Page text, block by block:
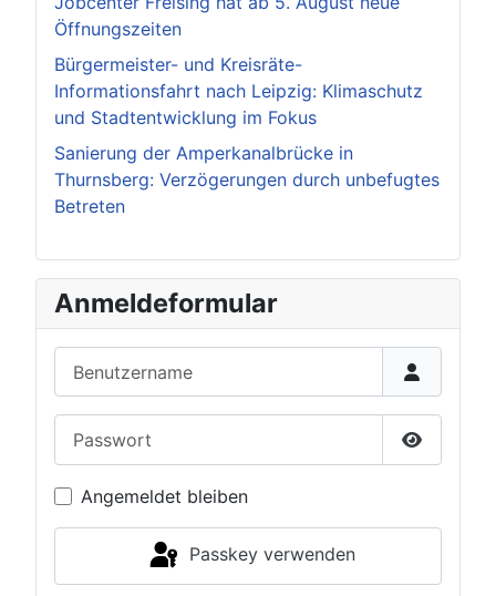
Öffnungszeiten
Bürgermeister- und Kreisräte-
Informationsfahrt nach Leipzig: Klimaschutz
und Stadtentwicklung im Fokus
Sanierung der Amperkanalbrücke in
Thurnsberg: Verzögerungen durch unbefugtes
Betreten
Anmeldeformular
Passwort
Angemeldet bleiben
Passkey verwenden